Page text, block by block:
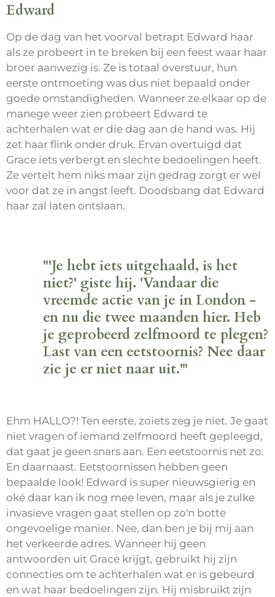
Edward
Op de dag van het voorval betrapt Edward haar
als ze probeert in te breken bij een feest waar haar
broer aanwezig is. Ze is totaal overstuur, hun
eerste ontmoeting was dus niet bepaald onder
goede omstandigheden. Wanneer ze elkaar op de
manege weer zien probeert Edward te
achterhalen wat er die dag aan de hand was. Hij
zet haar flink onder druk. Ervan overtuigd dat
Grace iets verbergt en slechte bedoelingen heeft.
Ze vertelt hem niks maar zijn gedrag zorgt er wel
voor dat ze in angst leeft. Doodsbang dat Edward
haar zal laten ontslaan.
"'Je hebt iets uitgehaald, is het
niet?' giste hij. 'Vandaar die
vreemde actie van je in London -
en nu die twee maanden hier. Heb
je geprobeerd zelfmoord te plegen?
Last van een eetstoornis? Nee daar
zie je er niet naar uit.'"
Ehm HALLO?! Ten eerste, zoiets zeg je niet. Je gaat
niet vragen of iemand zelfmoord heeft gepleegd,
dat gaat je geen snars aan. Een eetstoornis net zo.
En daarnaast. Eetstoornissen hebben geen
bepaalde look! Edward is super nieuwsgierig en
oké daar kan ik nog mee leven, maar als je zulke
invasieve vragen gaat stellen op zo'n botte
ongevoelige manier. Nee, dan ben je bij mij aan
het verkeerde adres. Wanneer hij geen
antwoorden uit Grace krijgt, gebruikt hij zijn
connecties om te achterhalen wat er is gebeurd
en wat haar bedoelingen zijn. Hij misbruikt zijn